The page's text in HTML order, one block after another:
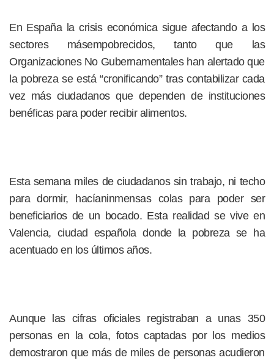
En España la crisis económica sigue afectando a los
sectores másempobrecidos, tanto que las
Organizaciones No Gubernamentales han alertado que
la pobreza se está “cronificando” tras contabilizar cada
vez más ciudadanos que dependen de instituciones
benéficas para poder recibir alimentos.
Esta semana miles de ciudadanos sin trabajo, ni techo
para dormir, hacíaninmensas colas para poder ser
beneficiarios de un bocado. Esta realidad se vive en
Valencia, ciudad española donde la pobreza se ha
acentuado en los últimos años.
Aunque las cifras oficiales registraban a unas 350
personas en la cola, fotos captadas por los medios
demostraron que más de miles de personas acudieron